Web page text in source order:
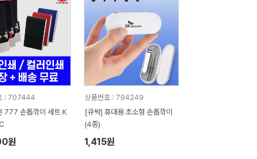
: 707444
777 손톱깎이 세트 K
원
상품번호 : 794249
[큐싹] 휴대용 초소형 손톱깎이
(4종)
1,415원